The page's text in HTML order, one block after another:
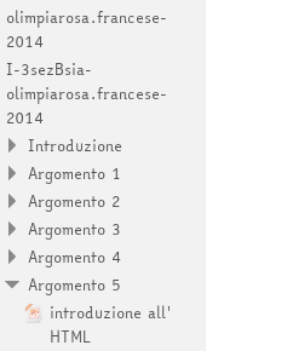
olimpiarosa.francese-
2014
I-3sezBsia-
olimpiarosa.francese-
2014
Introduzione
Argomento 1
Argomento 2
Argomento 3
Argomento 4
Argomento 5
introduzione all'
HTML